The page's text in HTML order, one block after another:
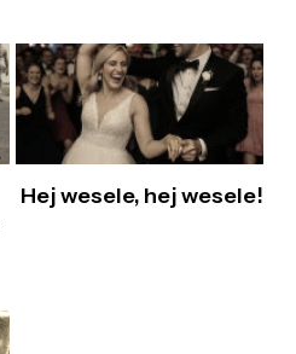
Hej wesele, hej wesele!